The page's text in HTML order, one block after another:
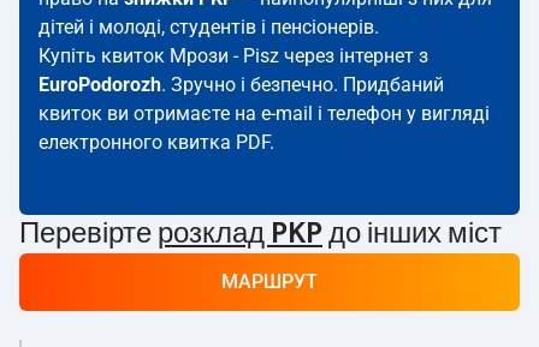
дітей і молоді, студентів і пенсіонерів.
Купіть квиток Мрози - Pisz через інтернет з
EuroPodorozh. Зручно і безпечно. Придбаний
квиток ви отримаєте на e-mail і телефон у вигляді
електронного квитка PDF.
Перевірте розклад PKP до інших міст
МАРШРУТ